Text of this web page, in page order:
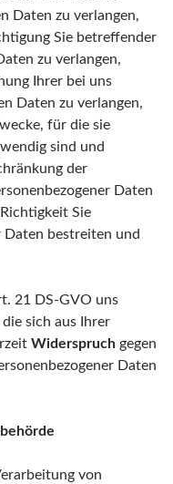
Daten zu verlangen,
Sie betreffender
zu verlangen,
Ihrer bei uns
Daten zu verlangen,
für die sie
sind und
der
Daten
Sie
Daten bestreiten und
21 DS-GVO uns
sich aus Ihrer
Widerspruch gegen
Daten
von